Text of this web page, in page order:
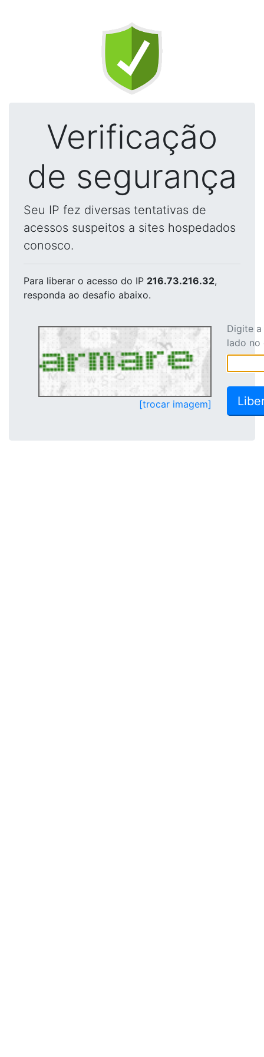
Verificação
de segurança
Seu IP fez diversas tentativas de
acessos suspeitos a sites hospedados
conosco.
Para liberar o acesso do IP 216.73.216.32,
responda ao desafio abaixo.
[trocar imagem]
Digite
lado no